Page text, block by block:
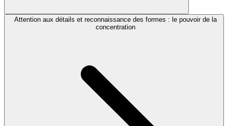
Attention aux détails et reconnaissance des formes : le pouvoir de la
concentration